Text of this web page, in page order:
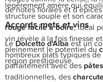
de notes florales et
légèrement amère qui
structure souple et son
rouge facile à boire, idéal
vin révèle à la fois finesse
pleinement le potentiel du
région prestigieuse.
Accords mets et vins
LeDolcetto d'Albaest un
nombreux plats typiques
parfaitement avec des pâtes
traditionnelles, des